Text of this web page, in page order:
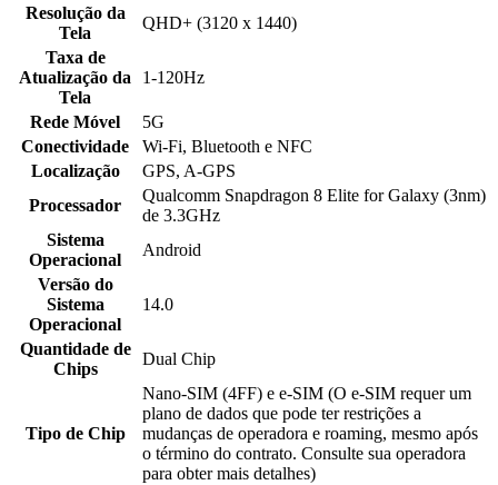
Resolução da
Tela
QHD+ (3120 x 1440)
Taxa de
Atualização da
Tela
1-120Hz
Rede Móvel
5G
Conectividade
Wi-Fi, Bluetooth e NFC
Localização
GPS, A-GPS
Processador
Qualcomm Snapdragon 8 Elite for Galaxy (3nm)
de 3.3GHz
Sistema
Operacional
Android
Versão do
Sistema
Operacional
14.0
Quantidade de
Chips
Dual Chip
Tipo de Chip
Nano-SIM (4FF) e e-SIM (O e-SIM requer um
plano de dados que pode ter restrições a
mudanças de operadora e roaming, mesmo após
o término do contrato. Consulte sua operadora
para obter mais detalhes)